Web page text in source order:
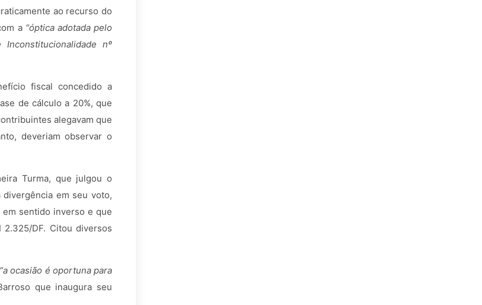
ao recurso do
a “óptica adotada pelo
nº
fiscal concedido a
de cálculo a 20%, que
alegavam que
deveriam observar o
Turma, que julgou o
em seu voto,
sentido inverso e que
DF. Citou diversos
“a ocasião é oportuna para
que inaugura seu